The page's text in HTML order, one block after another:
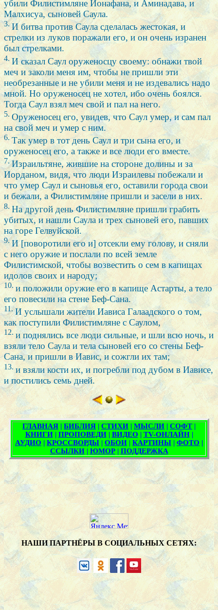
убили Филистимляне Ионафана, и Аминадава, и
Малхисуа, сыновей Саула.
3.И битва против Саула сделалась жестокая, и
стрелки из луков поражали его, и он очень изранен
был стрелками.
4. И сказал Саул оруженосцу своему: обнажи твой
меч и заколи меня им, чтобы не пришли эти
необрезанные и не убили меня и не издевались надо
мной. Но оруженосец не хотел, ибо очень боялся.
Тогда Саул взял меч свой и пал на него.
5.Оруженосец его, увидев, что Саул умер, и сам пал
на свой меч и умер с ним.
6. Так умер в тот день Саул и три сына его, и
оруженосец его, а также и все люди его вместе.
7.Израильтяне, жившие на стороне долины и за
Иорданом, видя, что люди Израилевы побежали и
что умер Саул и сыновья его, оставили города свои
и бежали, а Филистимляне пришли и засели в них.
8. На другой день Филистимляне пришли грабить
убитых, и нашли Саула и трех сыновей его, павших
на горе Гелвуйской.
9.И [поворотили его и] отсекли ему голову, и сняли
с него оружие и послали по всей земле
Филистимской, чтобы возвестить о сем в капищах
идолов своих и народу;
10.и положили оружие его в капище Астарты, а тело
его повесили на стене Беф-Сана.
11.И услышали жители Иависа Галаадского о том,
как поступили Филистимляне с Саулом,
12.и поднялись все люди сильные, и шли всю ночь, и
взяли тело Саула и тела сыновей его со стены Беф-
Сана, и пришли в Иавис, и сожгли их там;
13. и взяли кости их, и погребли под дубом в Иависе,
и постились семь дней.